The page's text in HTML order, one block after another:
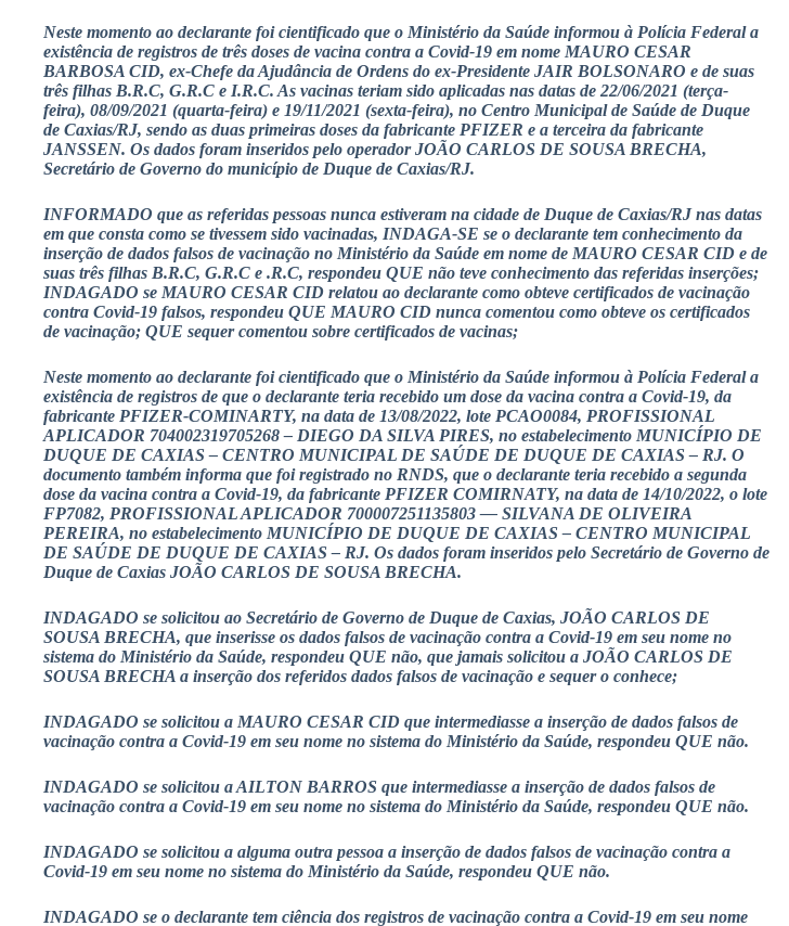
Neste momento ao declarante foi cientificado que o Ministério da Saúde informou à Polícia Federal a
existência de registros de três doses de vacina contra a Covid-19 em nome MAURO CESAR
BARBOSA CID, ex-Chefe da Ajudância de Ordens do ex-Presidente JAIR BOLSONARO e de suas
três filhas B.R.C, G.R.C e I.R.C. As vacinas teriam sido aplicadas nas datas de 22/06/2021 (terça-
feira), 08/09/2021 (quarta-feira) e 19/11/2021 (sexta-feira), no Centro Municipal de Saúde de Duque
de Caxias/RJ, sendo as duas primeiras doses da fabricante PFIZER e a terceira da fabricante
JANSSEN. Os dados foram inseridos pelo operador JOÃO CARLOS DE SOUSA BRECHA,
Secretário de Governo do município de Duque de Caxias/RJ.
INFORMADO que as referidas pessoas nunca estiveram na cidade de Duque de Caxias/RJ nas datas
em que consta como se tivessem sido vacinadas, INDAGA-SE se o declarante tem conhecimento da
inserção de dados falsos de vacinação no Ministério da Saúde em nome de MAURO CESAR CID e de
suas três filhas B.R.C, G.R.C e .R.C, respondeu QUE não teve conhecimento das referidas inserções;
INDAGADO se MAURO CESAR CID relatou ao declarante como obteve certificados de vacinação
contra Covid-19 falsos, respondeu QUE MAURO CID nunca comentou como obteve os certificados
de vacinação; QUE sequer comentou sobre certificados de vacinas;
Neste momento ao declarante foi cientificado que o Ministério da Saúde informou à Polícia Federal a
existência de registros de que o declarante teria recebido um dose da vacina contra a Covid-19, da
fabricante PFIZER-COMINARTY, na data de 13/08/2022, lote PCAO0084, PROFISSIONAL
APLICADOR 704002319705268 – DIEGO DA SILVA PIRES, no estabelecimento MUNICÍPIO DE
DUQUE DE CAXIAS – CENTRO MUNICIPAL DE SAÚDE DE DUQUE DE CAXIAS – RJ. O
documento também informa que foi registrado no RNDS, que o declarante teria recebido a segunda
dose da vacina contra a Covid-19, da fabricante PFIZER COMIRNATY, na data de 14/10/2022, o lote
FP7082, PROFISSIONAL APLICADOR 700007251135803 — SILVANA DE OLIVEIRA
PEREIRA, no estabelecimento MUNICÍPIO DE DUQUE DE CAXIAS – CENTRO MUNICIPAL
DE SAÚDE DE DUQUE DE CAXIAS – RJ. Os dados foram inseridos pelo Secretário de Governo de
Duque de Caxias JOÃO CARLOS DE SOUSA BRECHA.
INDAGADO se solicitou ao Secretário de Governo de Duque de Caxias, JOÃO CARLOS DE
SOUSA BRECHA, que inserisse os dados falsos de vacinação contra a Covid-19 em seu nome no
sistema do Ministério da Saúde, respondeu QUE não, que jamais solicitou a JOÃO CARLOS DE
SOUSA BRECHA a inserção dos referidos dados falsos de vacinação e sequer o conhece;
INDAGADO se solicitou a MAURO CESAR CID que intermediasse a inserção de dados falsos de
vacinação contra a Covid-19 em seu nome no sistema do Ministério da Saúde, respondeu QUE não.
INDAGADO se solicitou a AILTON BARROS que intermediasse a inserção de dados falsos de
vacinação contra a Covid-19 em seu nome no sistema do Ministério da Saúde, respondeu QUE não.
INDAGADO se solicitou a alguma outra pessoa a inserção de dados falsos de vacinação contra a
Covid-19 em seu nome no sistema do Ministério da Saúde, respondeu QUE não.
INDAGADO se o declarante tem ciência dos registros de vacinação contra a Covid-19 em seu nome